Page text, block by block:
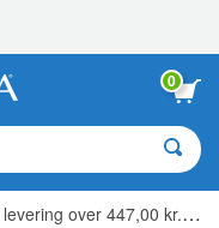
0
levering over 447,00 kr. »